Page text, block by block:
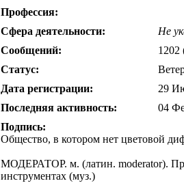
Профессия:
Сфера деятельности:
Не
Сообщений:
1202
Статус:
Дата регистрации:
29
Последняя активность:
04
Подпись:
Общество, в котором нет цветовой
МОДЕРАТОР. м. (латин. moderator).
инструментах (муз.)